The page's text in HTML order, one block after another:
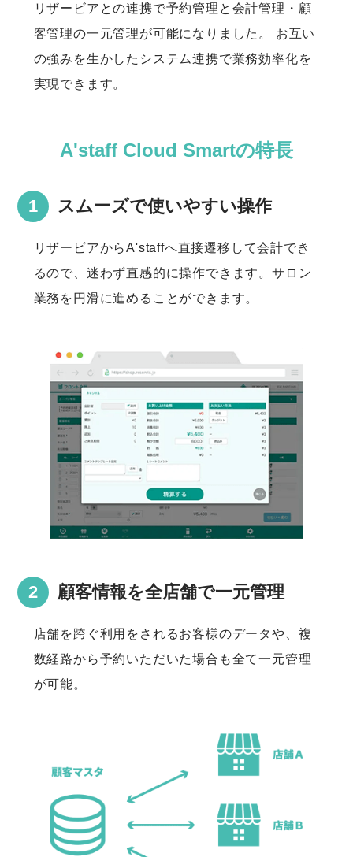
リザービアとの連携で予約管理と会計管理・顧
客管理の一元管理が可能になりました。
お互い
の強みを生かしたシステム連携で業務効率化を
実現できます。
A'staff Cloud Smartの特長
スムーズで使いやすい操作
リザービアからA'staffへ直接遷移して会計でき
るので、迷わず直感的に操作できます。サロン
業務を円滑に進めることができます。
顧客情報を全店舗で一元管理
店舗を跨ぐ利用をされるお客様のデータや、複
数経路から予約いただいた場合も全て一元管理
が可能。